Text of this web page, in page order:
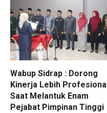
Wabup Sidrap : Dorong
Kinerja Lebih Profesional
Saat Melantuk Enam
Pejabat Pimpinan Tinggi